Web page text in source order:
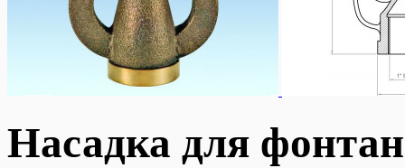
Насадка для